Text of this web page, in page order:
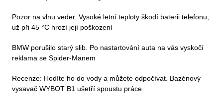
Pozor na vlnu veder. Vysoké letní teploty škodí baterii telefonu,
už při 45 °C hrozí její poškození
BMW porušilo starý slib. Po nastartování auta na vás vyskočí
reklama se Spider-Manem
Recenze: Hodíte ho do vody a můžete odpočívat. Bazénový
vysavač WYBOT B1 ušetří spoustu práce